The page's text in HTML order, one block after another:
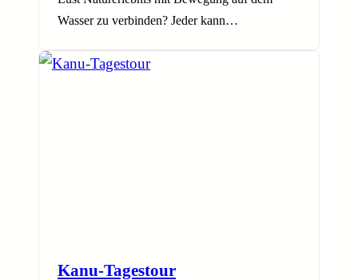
Wasser zu verbinden? Jeder kann…
Kanu-Tagestour